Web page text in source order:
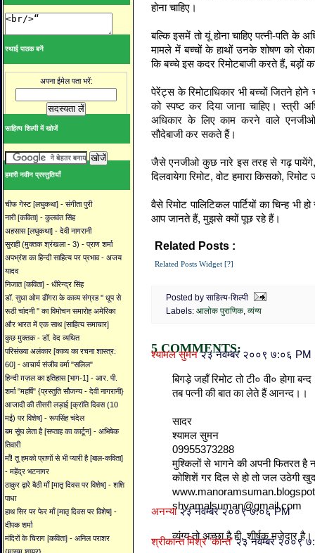
स्थाई पाठक बनें
अपना ईमेल पता भरें:
साहित्य शिल्पी में खोजें
हमारी नवीन प्रस्तुतियाँ
चीफ गेस्ट [लघुकथा] - संगीता पुरी
नारी [कविता] - कुलवंत सिंह
अहसास [लघुकथा] - देवी नागरानी
सुराही (मुक्तक श्रंखला - 3) - प्राण शर्मा
अपभ्रंश का हिन्दी साहित्य पर प्रभाव - अजय
यादव
निजात [कविता] - धीरेन्द्र सिंह
डॉ. सुधा ओम ढींगरा के काव्य संग्रह '' धूप से
रूठी चांदनी '' का विमोचन समारोह अमेरिका
और भारत में एक साथ [साहित्य समाचार]
कुछ मुक्तक - डॉ. वेद व्यथित
परिसंख्या अलंकार [काव्य का रचना शास्त्र:
60] - आचार्य संजीव वर्मा "सलिल"
हिन्दी ग़ज़ल का इतिहास [भाग-1] - आर. पी.
शर्मा "महर्षि" {प्रस्तुति सौजन्य - देवी नागरानी}
आजादी की तीसरी लड़ाई [क्रांति दिवस (10
मई) पर विशेष] - रूपसिंह चंदेल
बम सूंघ लेता है [सप्ताह का कार्टून] - अभिषेक
तिवारी
माँ! तू हमको प्राणों से भी प्यारी है [बाल-कविता]
- महेंद्र भटनागर
ठाकुर द्वारे बैठी माँ [मातृ दिवस पर विशेष] - शशि
पाधा
हाथ सिर पर फेर माँ [मातृ दिवस पर विशेष] -
दीपक शर्मा
मंदिरों के चिराग [कविता] - अनिल पराशर
होना चाहिए।
बल्कि इसमें तो यूं होना चाहिए पत्नी-पति के
मामले में बच्चों के हाथों उनके शोषण को
कि बच्चे इस कदर रिमोटबाजी करते हैं, बड़ों
पेरेंट्स के रिमोटाधिकार भी बच्चों जितने होने
को स्पष्ट कर दिया जाना चाहिए। स्त्री
अधिकार के लिए काम करने वाले
सौदेबाजी कर सकते हैं।
जैसे एनजीओ कुछ नारे इस तरह से गढ़ पायेंगे,
दिलवायेगा रिमोट, वोट हमारा किसको,
वैसे रिमोट पालिटिकल पार्टियों का चिन्ह भी
आप जानते हैं, मुझसे क्यों पूछ रहे हैं।
Related Posts :
Related Posts Widget [?]
Posted by साहित्य-शिल्पी
Labels: आलोक पुराणिक, व्यंग्य
5 COMMENTS:
श्यामल सुमन २३ नवम्बर २००९ ७:०६ PM
बिगड़े जहाँ रिमोट तो टी० वी० होगा
तब पत्नी की बात का लेते हैं आनन्द।।
सादर
श्यामल सुमन
09955373288
मुश्किलों से भागने की अपनी फितरत है
कोशिशें गर दिल से हो तो जल उठेगी
shyamalsuman@gmail.com
अनन्या २३ नवम्बर २००९ ७:०६ PM
व्यंग्य तो अच्छा है ही, शीर्षक मजेदार है।
श्रीकान्त मिश्र ’कान्त’ २३ नवम्बर २००९